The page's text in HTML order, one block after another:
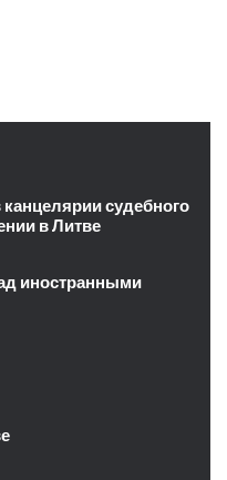
судебного
в Литве
иностранными